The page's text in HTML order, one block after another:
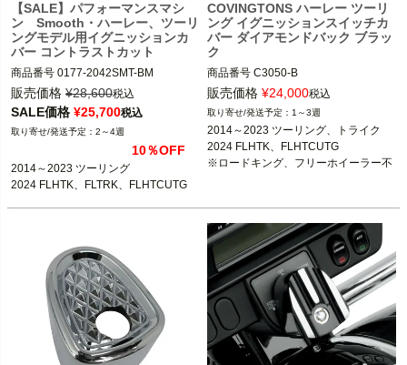
【SALE】パフォーマンスマシ
ン Smooth・ハーレー、ツーリ
ングモデル用イグニッションカ
バー コントラストカット
商品番号 0177-2042SMT-BM
2014～2023 ツーリング FLHX、FLH
T、FLTR
Performance Machine（パフォーマン
販売価格 ¥28,600税込
SALE価格 ¥25,700税込
2～4週
10％OFF
2014～2023 ツーリング
2024 FLHTK、FLTRK、FLHTCUTG
COVINGTONS ハーレー ツーリ
ング イグニッションスイッチカ
バー ダイアモンドバック ブラッ
ク
商品番号 C3050-B
3OT：2106-0584
販売価格 ¥24,000税込
1～3週
2014～2023 ツーリング、トライク
2024 FLHTK、FLHTCUTG
※ロードキング、フリーホイーラー不